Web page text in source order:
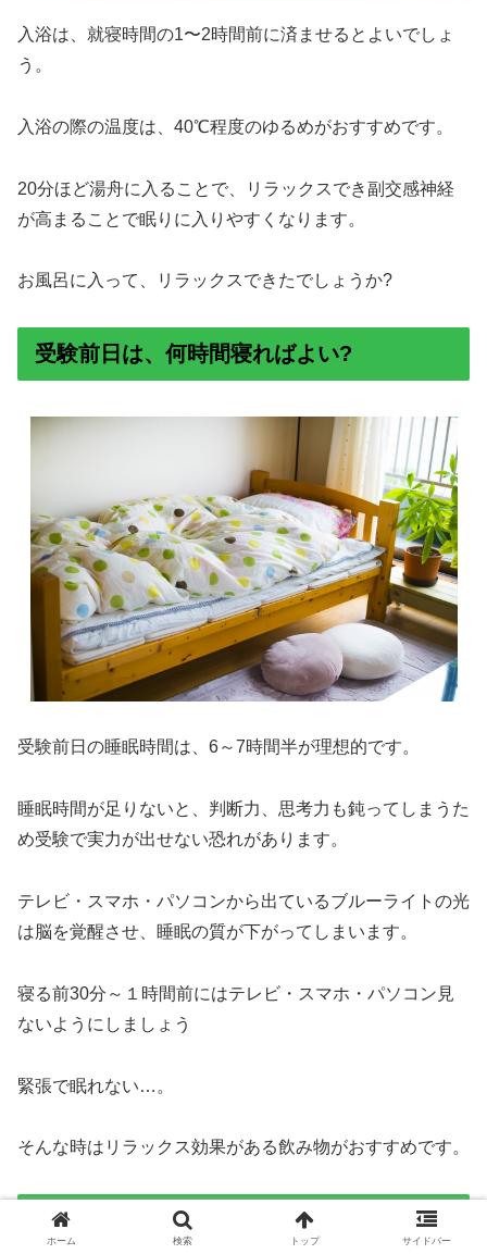
入浴は、就寝時間の1〜2時間前に済ませるとよいでしょ
う。
入浴の際の温度は、40℃程度のゆるめがおすすめです。
20分ほど湯舟に入ることで、リラックスでき副交感神経
が高まることで眠りに入りやすくなります。
お風呂に入って、リラックスできたでしょうか?
受験前日は、何時間寝ればよい?
受験前日の睡眠時間は、6～7時間半が理想的です。
睡眠時間が足りないと、判断力、思考力も鈍ってしまうた
め受験で実力が出せない恐れがあります。
テレビ・スマホ・パソコンから出ているブルーライトの光
は脳を覚醒させ、睡眠の質が下がってしまいます。
寝る前30分～１時間前にはテレビ・スマホ・パソコン見
ないようにしましょう
緊張で眠れない…。
そんな時はリラックス効果がある飲み物がおすすめです。
リラックス効果のある飲み物
ホーム 検索 トップ サイドバー